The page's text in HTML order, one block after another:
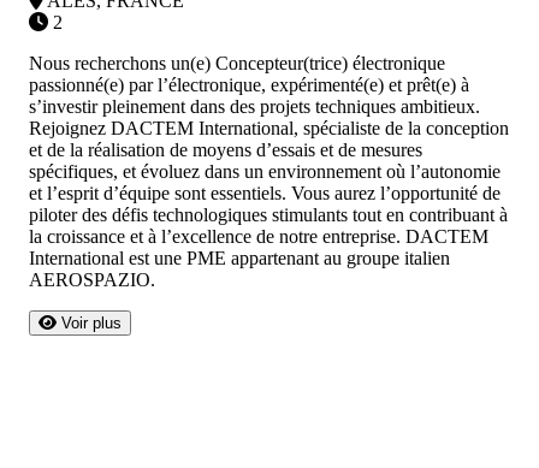
2
Nous recherchons un(e) Concepteur(trice) électronique
passionné(e) par l’électronique, expérimenté(e) et prêt(e) à
s’investir pleinement dans des projets techniques ambitieux.
Rejoignez DACTEM International, spécialiste de la conception
et de la réalisation de moyens d’essais et de mesures
spécifiques, et évoluez dans un environnement où l’autonomie
et l’esprit d’équipe sont essentiels. Vous aurez l’opportunité de
piloter des défis technologiques stimulants tout en contribuant à
la croissance et à l’excellence de notre entreprise. DACTEM
International est une PME appartenant au groupe italien
AEROSPAZIO.
Voir plus